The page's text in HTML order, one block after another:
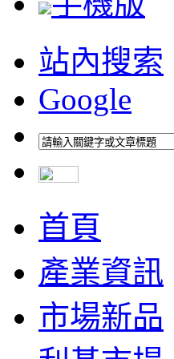
站內搜索
Google
首頁
產業資訊
市場新品